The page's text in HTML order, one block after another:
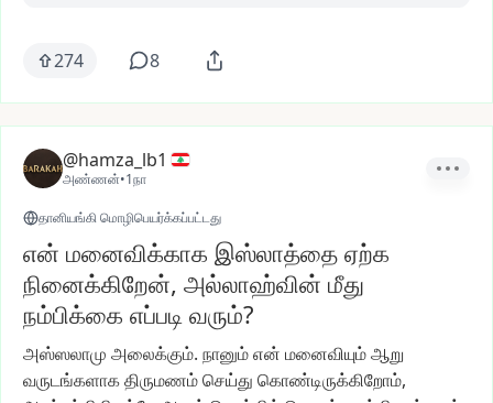
274 8
@hamza_lb1
அண்ணன்•1நா
தானியங்கி மொழிபெயர்க்கப்பட்டது
என் மனைவிக்காக இஸ்லாத்தை ஏற்க
நினைக்கிறேன், அல்லாஹ்வின் மீது
நம்பிக்கை எப்படி வரும்?
அஸ்ஸலாமு அலைக்கும். நானும்என் மனைவியும்ஆறு
வருடங்களாகதிருமணம்செய்து கொண்டிருக்கிறோம்,